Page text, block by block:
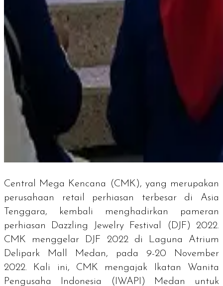
Central Mega Kencana (CMK), yang merupakan
perusahaan retail perhiasan terbesar di Asia
Tenggara, kembali menghadirkan pameran
perhiasan Dazzling Jewelry Festival (DJF) 2022.
CMK menggelar DJF 2022 di Laguna Atrium
Delipark Mall Medan, pada 9-20 November
2022. Kali ini, CMK mengajak Ikatan Wanita
Pengusaha Indonesia (IWAPI) Medan untuk